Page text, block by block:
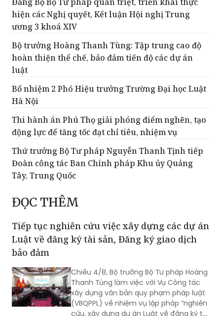
hiện các Nghị quyết, Kết luận Hội nghị Trung
ương 3 khoá XIV
Bộ trưởng Hoàng Thanh Tùng: Tập trung cao độ
hoàn thiện thể chế, bảo đảm tiến độ các dự án
luật
Bổ nhiệm 2 Phó Hiệu trưởng Trường Đại học Luật
Hà Nội
Thi hành án Phú Thọ giải phóng điểm nghẽn, tạo
động lực để tăng tốc đạt chỉ tiêu, nhiệm vụ
Thứ trưởng Bộ Tư pháp Nguyễn Thanh Tịnh tiếp
Đoàn công tác Ban Chính pháp Khu ủy Quảng
Tây, Trung Quốc
ĐỌC THÊM
Tiếp tục nghiên cứu việc xây dựng các dự án
Luật về đăng ký tài sản, Đăng ký giao dịch
bảo đảm
Chiều 4/8, Bộ trưởng Bộ Tư pháp Hoàng
Thanh Tùng làm việc với Vụ Công tác
xây dựng văn bản quy phạm pháp luật
(VBQPPL) về nhiệm vụ lập pháp “nghiên
cứu, xây dựng dự án Luật về đăng ký tài